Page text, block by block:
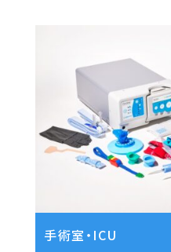
手術室・ICU